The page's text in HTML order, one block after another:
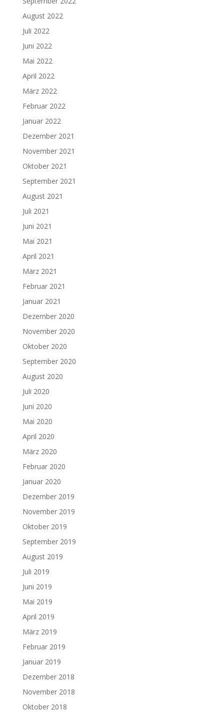
August 2022
Juli 2022
Juni 2022
Mai 2022
April 2022
März 2022
Februar 2022
Januar 2022
Dezember 2021
November 2021
Oktober 2021
September 2021
August 2021
Juli 2021
Juni 2021
Mai 2021
April 2021
März 2021
Februar 2021
Januar 2021
Dezember 2020
November 2020
Oktober 2020
September 2020
August 2020
Juli 2020
Juni 2020
Mai 2020
April 2020
März 2020
Februar 2020
Januar 2020
Dezember 2019
November 2019
Oktober 2019
September 2019
August 2019
Juli 2019
Juni 2019
Mai 2019
April 2019
März 2019
Februar 2019
Januar 2019
Dezember 2018
November 2018
Oktober 2018